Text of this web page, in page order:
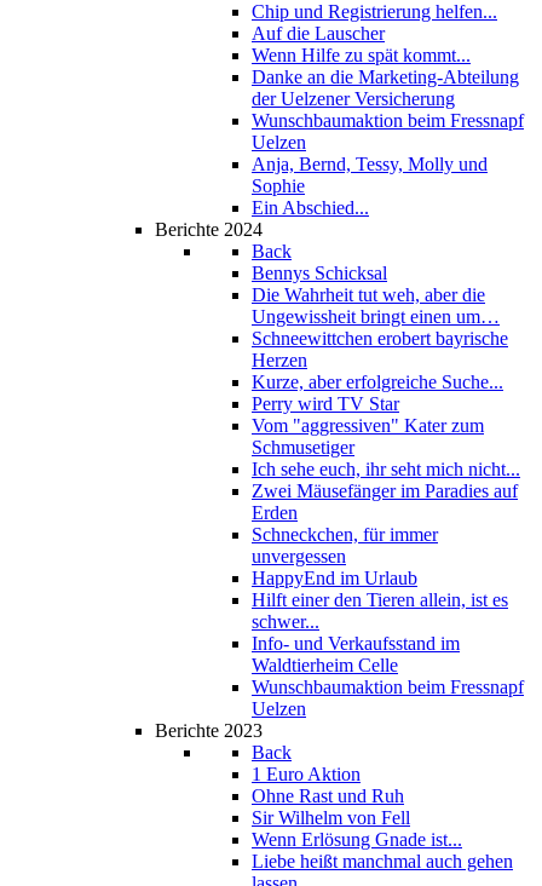
Chip und Registrierung helfen...
Auf die Lauscher
Wenn Hilfe zu spät kommt...
Danke an die Marketing-Abteilung
der Uelzener Versicherung
Wunschbaumaktion beim Fressnapf
Uelzen
Anja, Bernd, Tessy, Molly und
Sophie
Ein Abschied...
Berichte 2024
Back
Bennys Schicksal
Die Wahrheit tut weh, aber die
Ungewissheit bringt einen um…
Schneewittchen erobert bayrische
Herzen
Kurze, aber erfolgreiche Suche...
Perry wird TV Star
Vom "aggressiven" Kater zum
Schmusetiger
Ich sehe euch, ihr seht mich nicht...
Zwei Mäusefänger im Paradies auf
Erden
Schneckchen, für immer
unvergessen
HappyEnd im Urlaub
Hilft einer den Tieren allein, ist es
schwer...
Info- und Verkaufsstand im
Waldtierheim Celle
Wunschbaumaktion beim Fressnapf
Uelzen
Berichte 2023
Back
1 Euro Aktion
Ohne Rast und Ruh
Sir Wilhelm von Fell
Wenn Erlösung Gnade ist...
Liebe heißt manchmal auch gehen